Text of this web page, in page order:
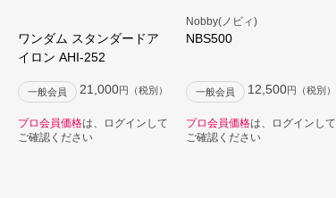
ワンダム スタンダードア
イロン AHI-252
一般会員 21,000円（税別）
プロ会員価格は、ログインして
ご確認ください
Nobby(ノビィ)
NBS500
一般会員 12,500円（税別）
プロ会員価格は、ログインして
ご確認ください